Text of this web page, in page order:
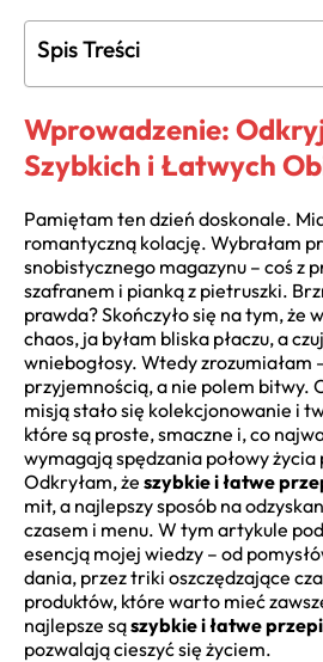
Spis Treści
Wprowadzenie:
Szybkich i Łatwych
Pamiętam ten dzień doskonale.
romantyczną kolację. Wybrałam
snobistycznego magazynu – coś z
szafranem i pianką z pietruszki.
prawda? Skończyło się na tym, że
chaos, ja byłam bliska płaczu, a
wniebogłosy. Wtedy zrozumiałam
przyjemnością, a nie polem bitwy.
misją stało się kolekcjonowanie i
które są proste, smaczne i, co
wymagają spędzania połowy życia
Odkryłam, że szybkie i łatwe
mit, a najlepszy sposób na
czasem i menu. W tym artykule
esencją mojej wiedzy – od
dania, przez triki oszczędzające
produktów, które warto mieć
najlepsze sąszybkie i łatwe
pozwalają cieszyć się życiem.